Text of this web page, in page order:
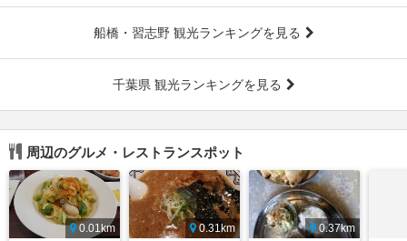
船橋・習志野 観光ランキングを見る
千葉県 観光ランキングを見る
周辺のグルメ・レストランスポット
0.01km
0.31km
0.37km